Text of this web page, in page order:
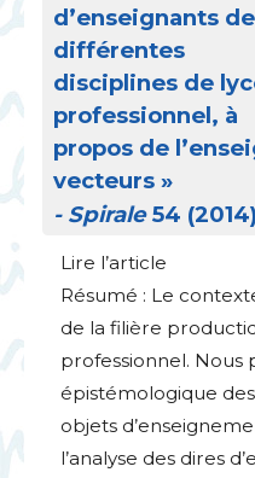
d’enseignants de
différentes
disciplines de
professionnel, à
propos de
vecteurs »
- Spirale54 (2014)
Lire l’article
Résumé : Le
de la filière
professionnel. Nous
épistémologique
objets
l’analyse des dires